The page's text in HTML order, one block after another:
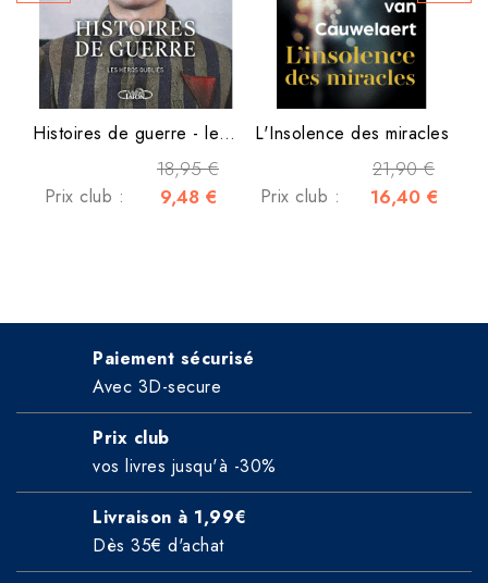
Histoires de guerre - les...
18,95 €
Prix club : 9,48 €
L'Insolence des miracles
21,90 €
Prix club : 16,40 €
Paiement sécurisé
Avec 3D-secure
Prix club
vos livres jusqu'à -30%
Livraison à 1,99€
Dès 35€ d'achat